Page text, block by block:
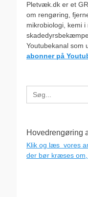
Pletvæk.dk er et
om rengøring,
mikrobiologi, kemi
Youtubekanal som
abonner på
Search
for:
Hovedrengøring
Klik og læs vores
der bør kræses